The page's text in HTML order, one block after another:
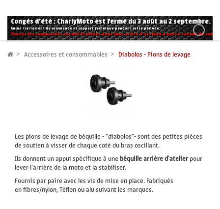
Congés d'été : CharlyMoto est fermé du 3 août au 2 septembre.
Aucun traitement de commande ni support technique pendant cette période.
Toutes les commandes seront traitées dans leur ordre d'arrivée à notre retour de
Accessoires et consommables Diabolos - Pions de levage
Les pions de levage de béquille - "diabolos"- sont des petites pièces
de soutien à visser de chaque coté du bras oscillant.
Ils donnent un appui spécifique à une béquille arrière d'atelierpour
lever l'arrière de la moto et la stabiliser.
Fournis par paire avec les vis de mise en place. Fabriqués
en fibres/nylon, Téflon ou alu suivant les marques.